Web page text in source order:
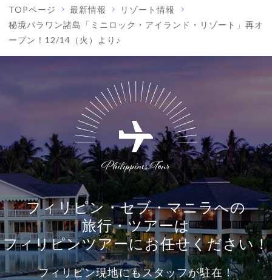
TOPページ 最新情報
リゾート情報
秘境パラワン諸島「ミニロック・アイランド・リゾート」再オ
ープン！12/14（火）より♪
フィリピン・セブ・マニラへの
旅行・ツアーは
フィリピンツアーにお任せください！
フィリピン現地にもスタッフが駐在！